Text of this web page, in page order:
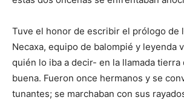
Tuve el honor de escribir el prólogo de
Necaxa, equipo de balompié y leyenda
quién lo iba a decir- en la llamada tierra
buena. Fueron once hermanos y se
tunantes; se marchaban con sus